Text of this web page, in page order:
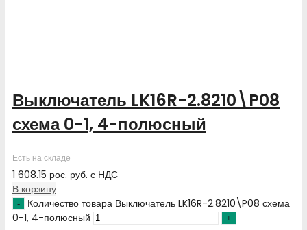
Выключатель LK16R-2.8210\P08
схема 0-1, 4-полюсный
Есть на складе
1 608.15 рос. руб. с НДС
В корзину
Количество товара Выключатель LK16R-2.8210\P08 схема
0-1, 4-полюсный